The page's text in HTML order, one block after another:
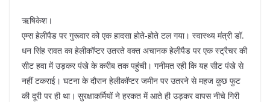
b
o
o
k
p
p
st a
m n
ऋषिकेश।
एम्स हेलीपैड पर गुरूवार को एक हादसा होते-होते टल गया। स्वास्थ्य मंत्री डॉ.
धन सिंह रावत का हेलीकॉप्टर उतरते वक्त अचानक हेलीपैड पर एक स्ट्रैचर की
सीट हवा में उड़कर पंखे के करीब तक पहुंची। गनीमत रही कि यह सीट पंखे से
नहीं टकराई। घटना के दौरान हेलीकॉप्टर जमीन पर उतरने से महज कुछ फुट
की दूरी पर ही था। सुरक्षाकर्मियों ने हरकत में आते ही उड़कर वापस नीचे गिरी